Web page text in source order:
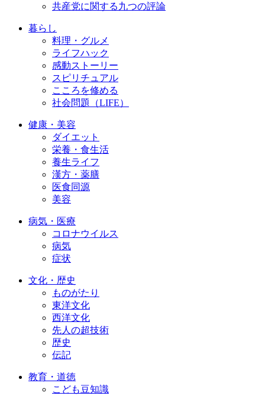
共産党に関する九つの評論
暮らし
料理・グルメ
ライフハック
感動ストーリー
スピリチュアル
こころを修める
社会問題（LIFE）
健康・美容
ダイエット
栄養・食生活
養生ライフ
漢方・薬膳
医食同源
美容
病気・医療
コロナウイルス
病気
症状
文化・歴史
ものがたり
東洋文化
西洋文化
先人の超技術
歴史
伝記
教育・道徳
こども豆知識